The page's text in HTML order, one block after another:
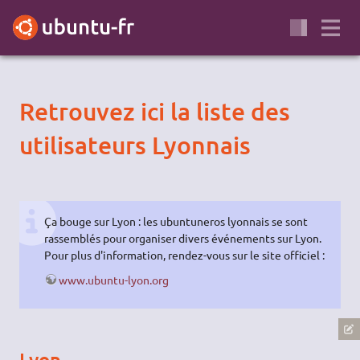
Retrouvez ici la liste des
utilisateurs Lyonnais
Ça bouge sur Lyon : les ubuntuneros lyonnais se sont
rassemblés pour organiser divers événements sur Lyon.
Pour plus d'information, rendez-vous sur le site officiel :
www.ubuntu-lyon.org